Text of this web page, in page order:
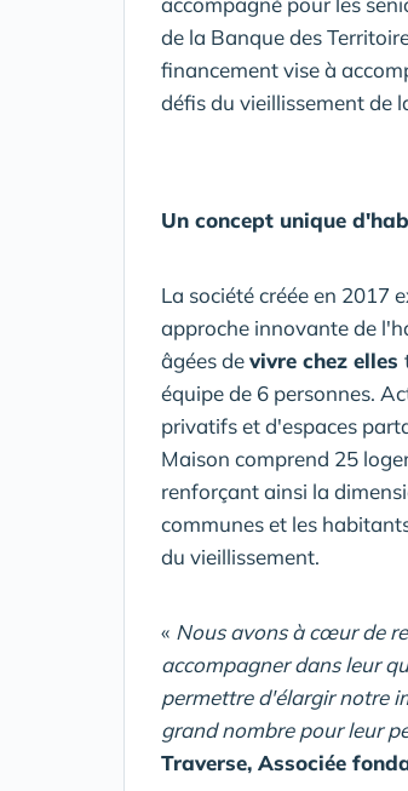
de la Banque des
financement vise à
défis du vieillissement de
Un concept unique
La société créée en 2017
approche innovante de
âgées devivre chez elles
équipe de 6 personnes.
privatifs et d'espaces
Maison comprend 25
renforçant ainsi la
communes et les
du vieillissement.
« Nous avons à cœur de
accompagner dans leur
permettre d'élargir notre
grand nombre pour leur
Traverse, Associée